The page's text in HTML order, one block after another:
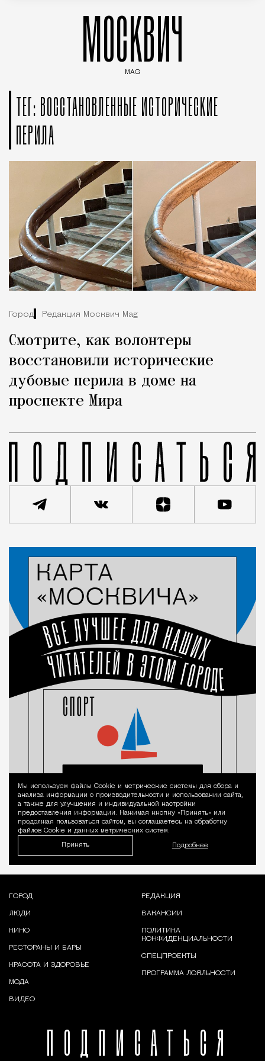
МОСКВИЧ
MAG
ТЕГ: ВОССТАНОВЛЕННЫЕ ИСТОРИЧЕСКИЕ
ПЕРИЛА
Город Редакция Москвич Mag
Смотрите, как волонтеры
восстановили исторические
дубовые перила в доме на
проспекте Мира
Уведомление
Мы используем файлы Сookie и метрические системы для сбора и
анализа информации о производительности и использовании сайта,
а также для улучшения и индивидуальной настройки
предоставления информации. Нажимая кнопку «Принять» или
продолжая пользоваться сайтом, вы соглашаетесь на обработку
файлов Cookie и данных метрических систем.
Принять Подробнее
ПОДПИСАТЬСЯ
ГОРОД
ЛЮДИ
КИНО
РЕСТОРАНЫ И БАРЫ
КРАСОТА И ЗДОРОВЬЕ
МОДА
ВИДЕО
РЕДАКЦИЯ
ВАКАНСИИ
ПОЛИТИКА
КОНФИДЕНЦИАЛЬНОСТИ
СПЕЦПРОЕКТЫ
ПРОГРАММА ЛОЯЛЬНОСТИ